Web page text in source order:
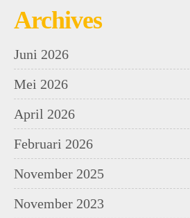
Archives
Juni 2026
Mei 2026
April 2026
Februari 2026
November 2025
November 2023